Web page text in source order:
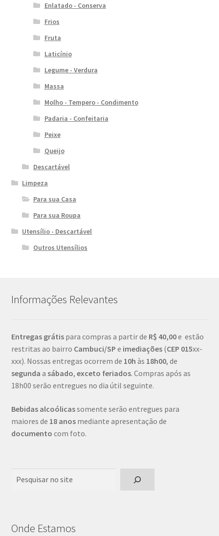
Enlatado - Conserva
Frios
Fruta
Laticínio
Legume - Verdura
Massa
Molho - Tempero - Condimento
Padaria - Confeitaria
Peixe
Queijo
Descartável
Limpeza
Para sua Casa
Para sua Roupa
Utensílio - Descartável
Outros Utensílios
Informações Relevantes
Entregas grátis para compras a partir de R$ 40,00e estão
restritas ao bairro Cambuci/SP e imediações(CEP 015xx-
xxx). Nossas entregas ocorrem de 10h às 18h00, de
segunda a sábado, exceto feriados. Compras após as
18h00 serão entregues no dia útil seguinte.
Bebidas alcoólicassomente serão entregues para
maiores de 18 anosmediante apresentação de
documento com foto.
Onde Estamos